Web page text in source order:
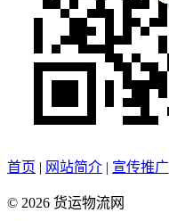
首页 | 网站简介 | 宣传推广
© 2026 货运物流网